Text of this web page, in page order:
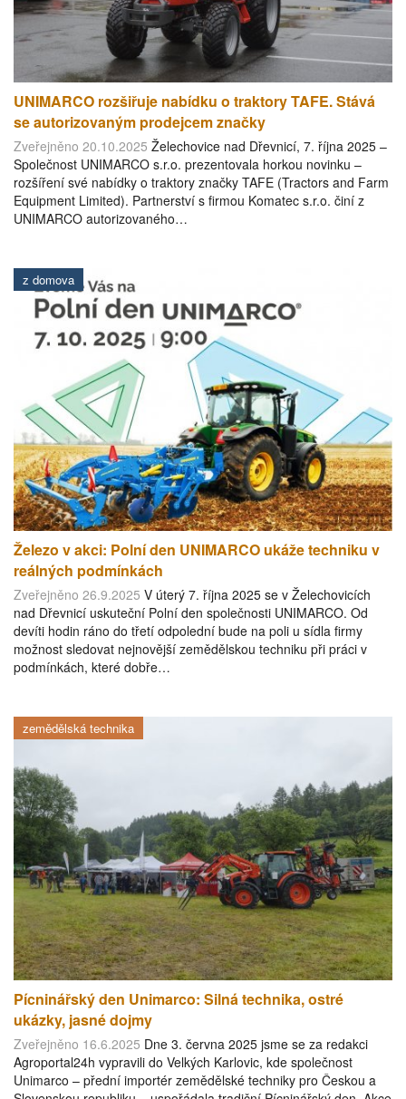
UNIMARCO rozšiřuje nabídku o traktory TAFE. Stává
se autorizovaným prodejcem značky
Zveřejněno 20.10.2025 Želechovice nad Dřevnicí, 7. října 2025 –
Společnost UNIMARCO s.r.o. prezentovala horkou novinku –
rozšíření své nabídky o traktory značky TAFE (Tractors and Farm
Equipment Limited). Partnerství s firmou Komatec s.r.o. činí z
UNIMARCO autorizovaného…
z domova
Železo v akci: Polní den UNIMARCO ukáže techniku v
reálných podmínkách
Zveřejněno 26.9.2025 V úterý 7. října 2025 se v Želechovicích
nad Dřevnicí uskuteční Polní den společnosti UNIMARCO. Od
devíti hodin ráno do třetí odpolední bude na poli u sídla firmy
možnost sledovat nejnovější zemědělskou techniku při práci v
podmínkách, které dobře…
zemědělská technika
Pícninářský den Unimarco: Silná technika, ostré
ukázky, jasné dojmy
Zveřejněno 16.6.2025 Dne 3. června 2025 jsme se za redakci
Agroportal24h vypravili do Velkých Karlovic, kde společnost
Unimarco – přední importér zemědělské techniky pro Českou a